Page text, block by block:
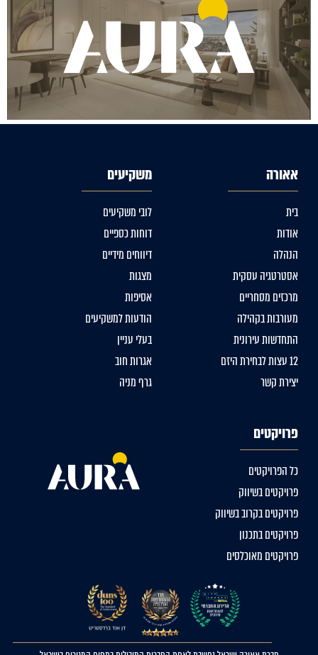
אאורה
בית
אודות
הנהלה
אסטרטגיה עסקית
מרכזים מסחריים
מעורבות בקהילה
התחדשות עירונית
12 עצות לבחירת היזם
יצירת קשר
משקיעים
לובי משקיעים
דוחות כספיים
דיווחים מידיים
מצגות
אסיפות
הודעות למשקיעים
בעלי עניין
אגרות חוב
גרף מניה
פרויקטים
כל הפרויקטים
פרויקטים בשיווק
פרויקטים בקרוב בשיווק
פרויקטים בתכנון
פרויקטים מאוכלסים